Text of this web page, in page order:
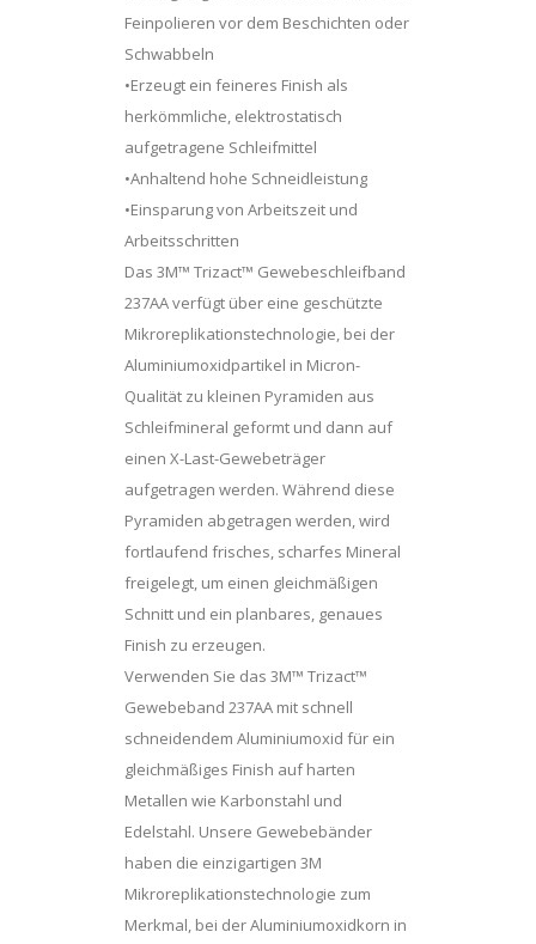
Feinpolieren vor dem Beschichten oder
Schwabbeln
•Erzeugt ein feineres Finish als
herkömmliche, elektrostatisch
aufgetragene Schleifmittel
•Anhaltend hohe Schneidleistung
•Einsparung von Arbeitszeit und
Arbeitsschritten
Das 3M™ Trizact™ Gewebeschleifband
237AA verfügt über eine geschützte
Mikroreplikationstechnologie, bei der
Aluminiumoxidpartikel in Micron-
Qualität zu kleinen Pyramiden aus
Schleifmineral geformt und dann auf
einen X-Last-Gewebeträger
aufgetragen werden. Während diese
Pyramiden abgetragen werden, wird
fortlaufend frisches, scharfes Mineral
freigelegt, um einen gleichmäßigen
Schnitt und ein planbares, genaues
Finish zu erzeugen.
Verwenden Sie das 3M™ Trizact™
Gewebeband 237AA mit schnell
schneidendem Aluminiumoxid für ein
gleichmäßiges Finish auf harten
Metallen wie Karbonstahl und
Edelstahl. Unsere Gewebebänder
haben die einzigartigen 3M
Mikroreplikationstechnologie zum
Merkmal, bei der Aluminiumoxidkorn in